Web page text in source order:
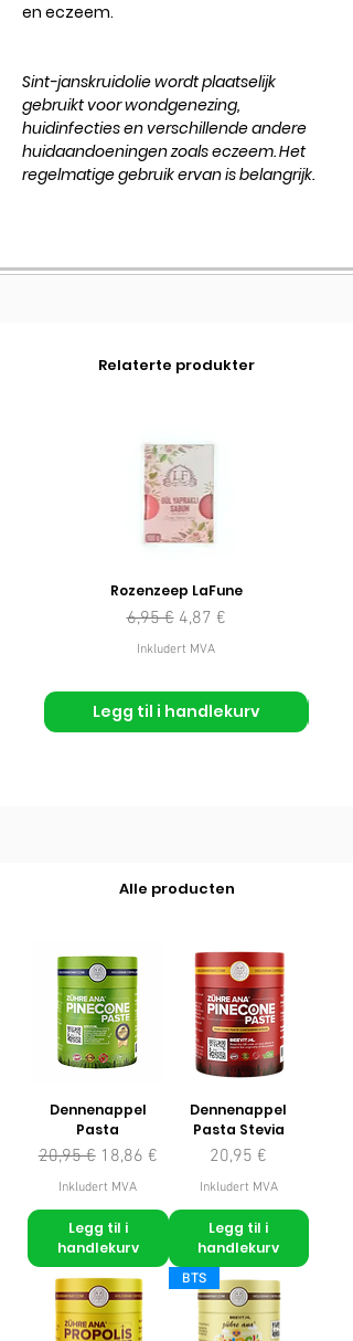
en eczeem.
Sint-janskruidolie wordt plaatselijk
gebruikt voor wondgenezing,
huidinfecties en verschillende andere
huidaandoeningen zoals eczeem. Het
regelmatige gebruik ervan is belangrijk.
Relaterte produkter
Rozenzeep LaFune
Vanlig pris
6,95 € Salgspris
4,87 €
Inkludert MVA
Legg til i handlekurv
Alle producten
Dennenappel
Pasta
Vanlig pris
20,95 € Salgspris
18,86 €
Inkludert MVA
Legg til i
handlekurv
Dennenappel
Pasta Stevia
Pris
20,95 €
Inkludert MVA
Legg til i
handlekurv
BTS